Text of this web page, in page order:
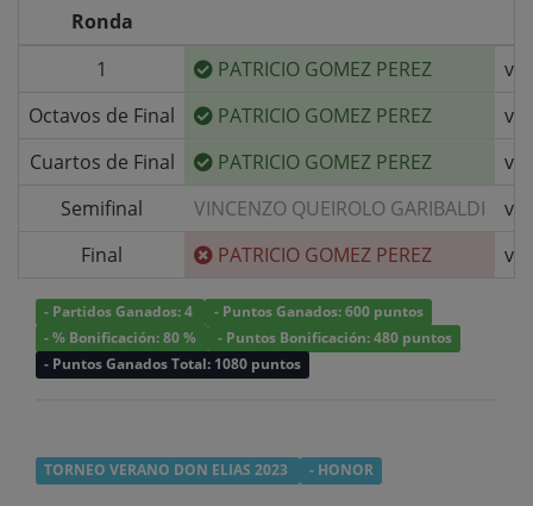
Ronda
1
PATRICIO GOMEZ PEREZ
v/s
Octavos de Final
PATRICIO GOMEZ PEREZ
v/s
Cuartos de Final
PATRICIO GOMEZ PEREZ
v/s
Semifinal
VINCENZO QUEIROLO GARIBALDI
v/s
Final
PATRICIO GOMEZ PEREZ v/s
- Partidos Ganados: 4
- Puntos Ganados: 600 puntos
- % Bonificación: 80 %
- Puntos Bonificación: 480 puntos
- Puntos Ganados Total: 1080 puntos
TORNEO VERANO DON ELIAS 2023 - HONOR